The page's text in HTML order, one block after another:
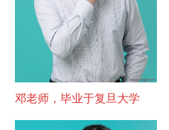
邓老师，毕业于复旦大学